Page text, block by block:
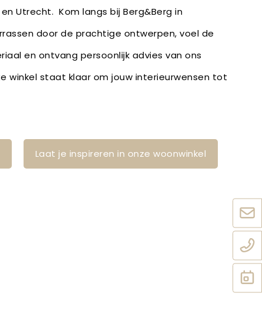
Utrecht. Kom langs bij Berg&Berg in
door de prachtige ontwerpen, voel de
en ontvang persoonlijk advies van ons
winkel staat klaar om jouw interieurwensen tot
Laat je inspireren in onze woonwinkel